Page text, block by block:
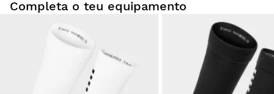
Completa o teu equipamento